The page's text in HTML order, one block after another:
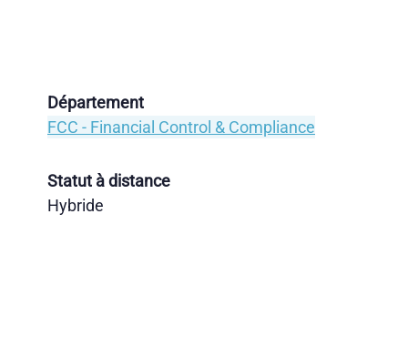
Département
FCC - Financial Control & Compliance
Statut à distance
Hybride